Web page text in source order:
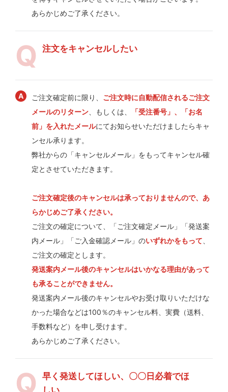
あらかじめご了承ください。
注文をキャンセルしたい
ご注文確定前に限り、 ご注文時に自動配信されるご注文
メールのリターン、もしくは、
「受注番号」、「お名
前」を入れたメールにてお知らせいただけましたらキャ
ンセル承ります。
弊社からの「キャンセルメール」をもってキャンセル確
定とさせていただきます。
ご注文確定後のキャンセルは承っておりませんので、あ
らかじめご了承ください。
ご注文の確定について、「ご注文確定メール」「発送案
内メール」「ご入金確認メール」のいずれかをもって、
ご注文の確定とします。
発送案内メール後のキャンセルはいかなる理由があって
も承ることができません。
発送案内メール後のキャンセルやお受け取りいただけな
かった場合などは100％のキャンセル料、実費（送料、
手数料など）を申し受けます。
あらかじめご了承ください。
早く発送してほしい、〇〇日必着でほ